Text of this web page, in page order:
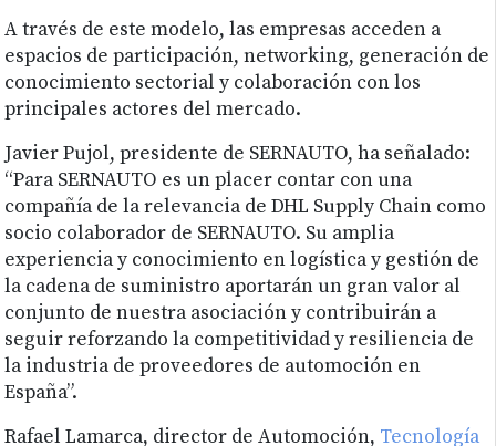
A través de este modelo, las empresas acceden a
espacios de participación, networking, generación de
conocimiento sectorial y colaboración con los
principales actores del mercado.
Javier Pujol, presidente de SERNAUTO, ha señalado:
“Para SERNAUTO es un placer contar con una
compañía de la relevancia de DHL Supply Chain como
socio colaborador de SERNAUTO. Su amplia
experiencia y conocimiento en logística y gestión de
la cadena de suministro aportarán un gran valor al
conjunto de nuestra asociación y contribuirán a
seguir reforzando la competitividad y resiliencia de
la industria de proveedores de automoción en
España”.
Rafael Lamarca, director de Automoción, Tecnología